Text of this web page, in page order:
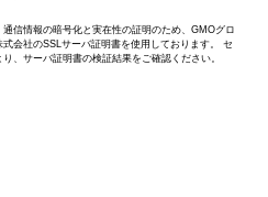
通信情報の暗号化と実在性の証明のため、GMOグロ
式会社のSSLサーバ証明書を使用しております。 セ
り、サーバ証明書の検証結果をご確認ください。